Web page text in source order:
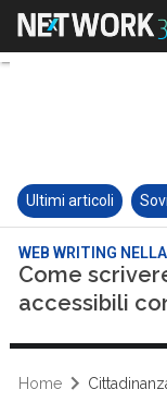
Ultimi articoli
WEB WRITING
Come
accessibili
Home